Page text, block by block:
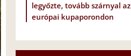
legyőzte, tovább szárnyal az
európai kupaporondon